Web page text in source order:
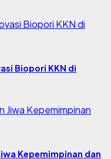
Biopori KKN di
Kepemimpinan dan